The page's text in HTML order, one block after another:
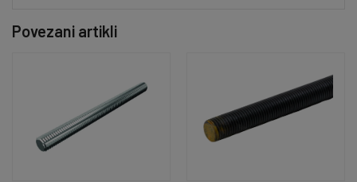
Povezani artikli